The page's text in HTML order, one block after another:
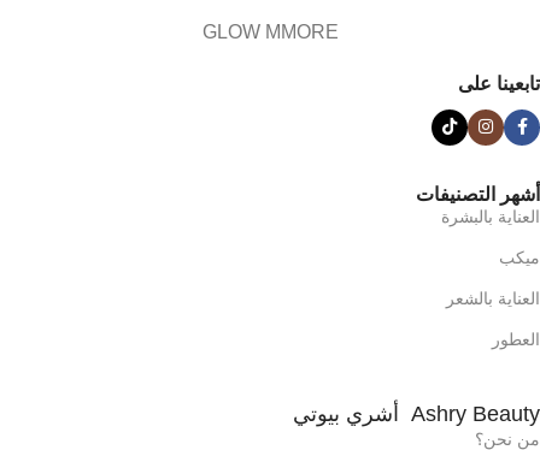
GLOW MMORE
تابعينا على
أشهر التصنيفات
العناية بالبشرة
ميكب
العناية بالشعر
العطور
Ashry Beauty أشري بيوتي
من نحن؟